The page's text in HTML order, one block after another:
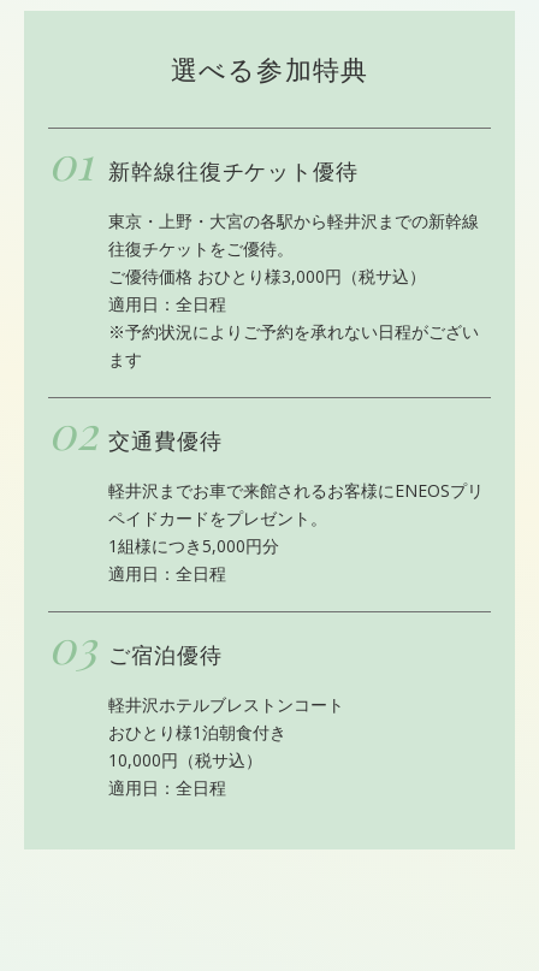
選べる参加特典
01 新幹線往復チケット優待
東京・上野・大宮の各駅から軽井沢までの新幹線
往復チケットをご優待。
ご優待価格 おひとり様3,000円（税サ込）
適用日：全日程
※予約状況によりご予約を承れない日程がござい
ます
02 交通費優待
軽井沢までお車で来館されるお客様にENEOSプリ
ペイドカードをプレゼント。
1組様につき5,000円分
適用日：全日程
03 ご宿泊優待
軽井沢ホテルブレストンコート
おひとり様1泊朝食付き
10,000円（税サ込）
適用日：全日程